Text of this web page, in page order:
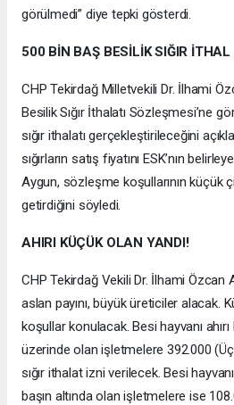
görülmedi” diye tepki gösterdi.
500 BİN BAŞ BESİLİK SIĞIR İTHAL
CHP Tekirdağ Milletvekili Dr. İlhami
Besilik Sığır İthalatı Sözleşmesi’ne
sığır ithalatı gerçekleştirileceğini
sığırların satış fiyatını ESK’nın
Aygun, sözleşme koşullarının küçük
getirdiğini söyledi.
AHIRI KÜÇÜK OLAN YANDI!
CHP Tekirdağ Vekili Dr. İlhami Özcan
aslan payını, büyük üreticiler alacak.
koşullar konulacak. Besi hayvanı
üzerinde olan işletmelere 392.000
sığır ithalat izni verilecek. Besi
başın altında olan işletmelere ise